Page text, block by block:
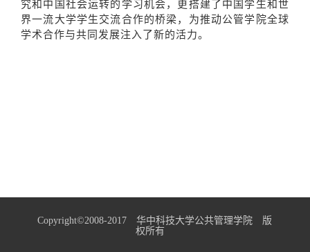
究和中国社会运转的学习机会，更搭建了中国学生和世
界一流大学学生交流合作的桥梁，为推动公管学院全球
学术合作与共同发展注入了新的活力。
Copyright©2008-2017 华中科技大学公共管理学院 版
权所有